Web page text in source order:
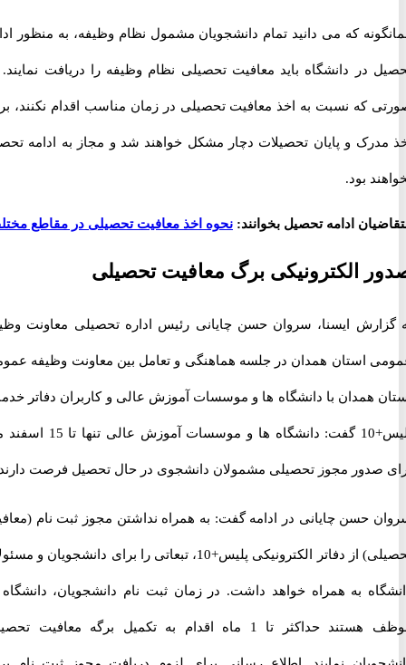
که می دانید تمام دانشجویان مشمول نظام وظیفه، به منظور ادامه
در دانشگاه باید معافیت تحصیلی نظام وظیفه را دریافت نمایند. در
که نسبت به اخذ معافیت تحصیلی در زمان مناسب اقدام نکنند، برای
و پایان تحصیلات دچار مشکل خواهند شد و مجاز به ادامه تحصیل
بود.
ادامه تحصیل بخوانند: نحوه اخذ معافیت تحصیلی در مقاطع مختلف
الکترونیکی برگ معافیت تحصیلی
ایسنا، سروان حسن چایانی رئیس اداره تحصیلی معاونت وظیفه
استان همدان در جلسه هماهنگی و تعامل بین معاونت وظیفه عمومی
همدان با دانشگاه ها و موسسات آموزش عالی و کاربران دفاتر خدمات
پلیس+10 گفت: دانشگاه ها و موسسات آموزش عالی تنها تا 15 اسفند ماه
مجوز تحصیلی مشمولان دانشجوی در حال تحصیل فرصت دارند.
حسن چایانی در ادامه گفت: به همراه نداشتن مجوز ثبت نام (معافیت
تحصیلی) از دفاتر الکترونیکی پلیس+10، تبعاتی را برای دانشجویان و مسئولان
به همراه خواهد داشت. در زمان ثبت نام دانشجویان، دانشگاه ها
موظف هستند حداکثر تا 1 ماه اقدام به تکمیل برگه معافیت تحصیلی